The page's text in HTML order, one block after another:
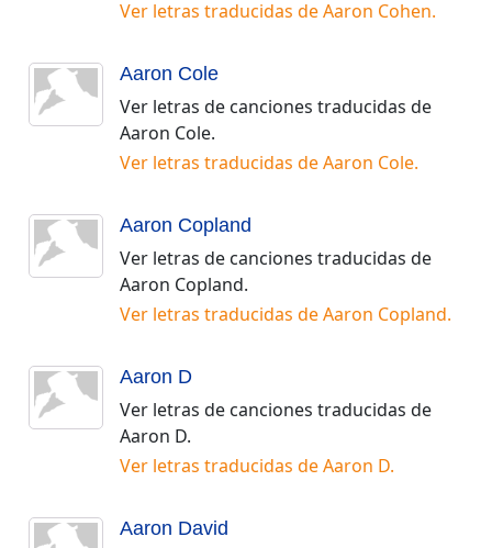
Ver letras traducidas deAaron Cohen.
Aaron Cole
Ver letras de canciones traducidas de
Aaron Cole.
Ver letras traducidas deAaron Cole.
Aaron Copland
Ver letras de canciones traducidas de
Aaron Copland.
Ver letras traducidas deAaron Copland.
Aaron D
Ver letras de canciones traducidas de
Aaron D.
Ver letras traducidas deAaron D.
Aaron David